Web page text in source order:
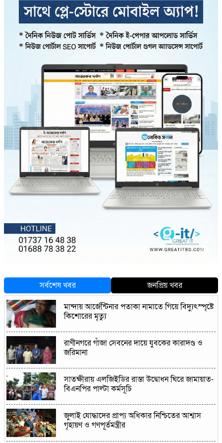
সর্বশেষ খবর
জনপ্রিয় খবর
মান্দায় আর্জেন্টিনার পতাকা নামাতে গিয়ে বিদ্যুৎস্পৃষ্টে
কিশোরের মৃত্যু
রাণীনগরে গাঁজা সেবনের দায়ে যুবকের কারাদণ্ড ও
জরিমানা
সাতক্ষীরায় এলজিইডির রাস্তা উদ্বোধন ঘিরে জামায়াত-
বিএনপির পাল্টা কর্মসূচি
জুলাই যোদ্ধাদের প্রাপ্য অধিকার নিশ্চিতের আশ্বাস
গৃহায়ণ ও গণপূর্তমন্ত্রীর